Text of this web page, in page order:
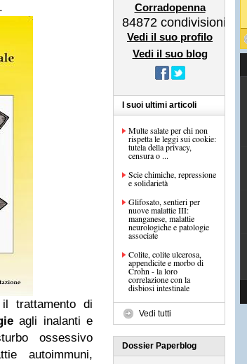
trattamento di
agli inalanti e
ossessivo
autoimmuni,
Corradopenna
84872 condivisioni
Vedi il suo profilo
Vedi il suo blog
I suoi ultimi articoli
Multe salate per chi non
rispetta le leggi sui cookie:
tutela della privacy,
censura o ...
Scie chimiche, repressione
e solidarietà
Glifosato, sentieri per
nuove malattie III:
manganese, malattie
neurologiche e patologie
associate
Colite, colite ulcerosa,
appendicite e morbo di
Crohn - la loro
correlazione con la
disbiosi intestinale
Vedi tutti
Dossier Paperblog